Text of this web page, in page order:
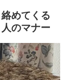
めてくる
のマナー